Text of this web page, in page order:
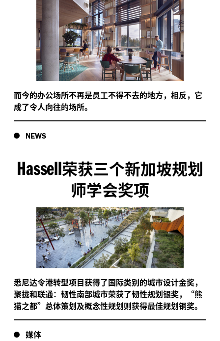
而今的办公场所不再是员工不得不去的地方，相反，它
成了令人向往的场所。
NEWS
Hassell荣获三个新加坡规划
师学会奖项
悉尼达令港转型项目获得了国际类别的城市设计金奖，
聚拢和联通：韧性南部城市荣获了韧性规划银奖，“熊
猫之都”总体策划及概念性规划则获得最佳规划铜奖。
媒体